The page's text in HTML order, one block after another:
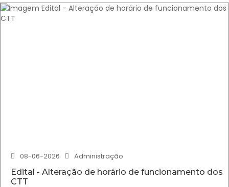
08-06-2026
Administração
Edital - Alteração de horário de funcionamento dos
CTT